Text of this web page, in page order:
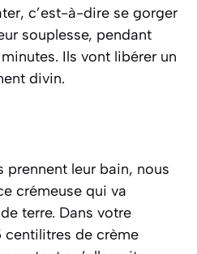
, c’est-à-dire se gorger
souplesse, pendant
Ils vont libérer un
divin.
prennent leur bain, nous
crémeuse qui va
terre. Dans votre
centilitres de crème